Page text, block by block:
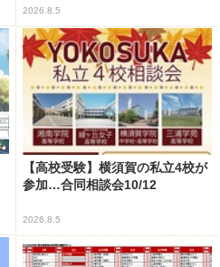
2026.8.5
【高校受験】横須賀の私立4校が
参加…合同相談会10/12
2026.8.5